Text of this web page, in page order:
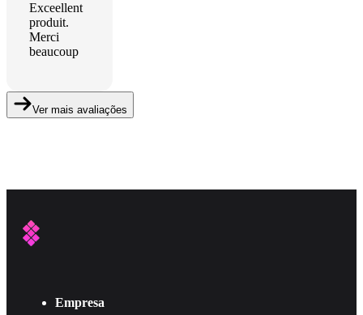
Exceellent
produit.
Merci
beaucoup
Ver mais avaliações
Empresa